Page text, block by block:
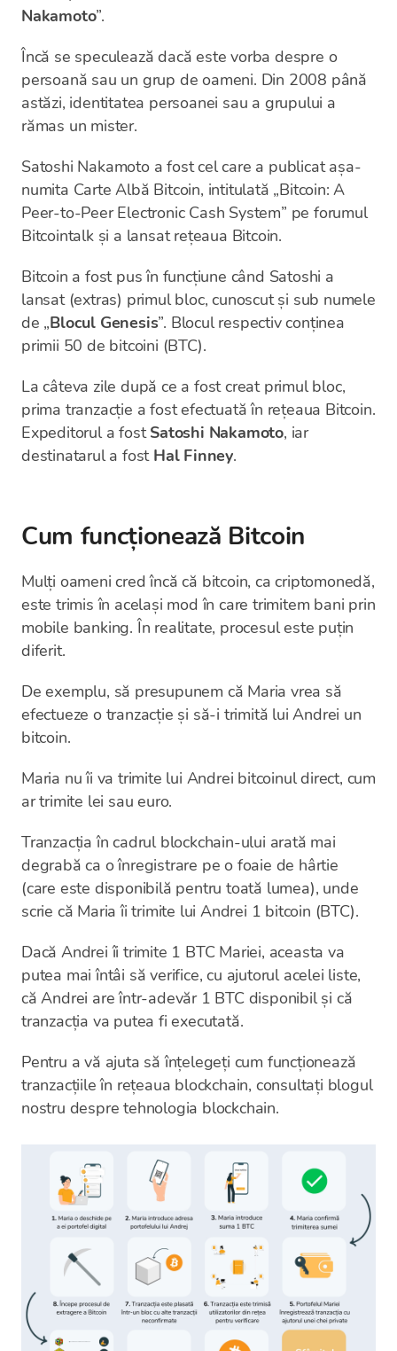
Nakamoto”.
Încă se speculează dacă este vorba despre o
persoană sau un grup de oameni. Din 2008 până
astăzi, identitatea persoanei sau a grupului a
rămas un mister.
Satoshi Nakamoto a fost cel care a publicat așa-
numita Carte Albă Bitcoin, intitulată „Bitcoin: A
Peer-to-Peer Electronic Cash System” pe forumul
Bitcointalk și a lansat rețeaua Bitcoin.
Bitcoin a fost pus în funcțiune când Satoshi a
lansat (extras) primul bloc, cunoscut și sub numele
de „Blocul Genesis”. Blocul respectiv conținea
primii 50 de bitcoini (BTC).
La câteva zile după ce a fost creat primul bloc,
prima tranzacție a fost efectuată în rețeaua Bitcoin.
Expeditorul a fostSatoshi Nakamoto, iar
destinatarul a fost Hal Finney.
Cum funcționează Bitcoin
Mulți oameni cred încă că bitcoin, ca criptomonedă,
este trimis în același mod în care trimitem bani prin
mobile banking. În realitate, procesul este puțin
diferit.
De exemplu, să presupunem că Maria vrea să
efectueze o tranzacție și să-i trimită lui Andrei un
bitcoin.
Maria nu îi va trimite lui Andrei bitcoinul direct, cum
ar trimite lei sau euro.
Tranzacția în cadrul blockchain-ului arată mai
degrabă ca o înregistrare pe o foaie de hârtie
(care este disponibilă pentru toată lumea), unde
scrie că Maria îi trimite lui Andrei 1 bitcoin (BTC).
Dacă Andrei îi trimite 1 BTC Mariei, aceasta va
putea mai întâi să verifice, cu ajutorul acelei liste,
că Andrei are într-adevăr 1 BTC disponibil și că
tranzacția va putea fi executată.
Pentru a vă ajuta să înțelegeți cum funcționează
tranzacțiile în rețeaua blockchain, consultați blogul
nostru despre tehnologia blockchain.